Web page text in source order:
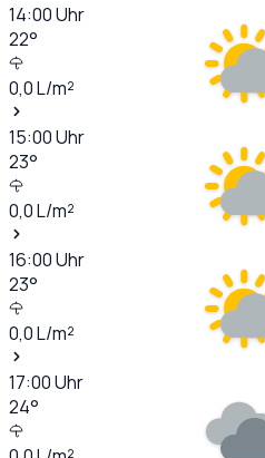
14:00Uhr
22°
0,0L/m²
15:00Uhr
23°
0,0L/m²
16:00Uhr
23°
0,0L/m²
17:00Uhr
24°